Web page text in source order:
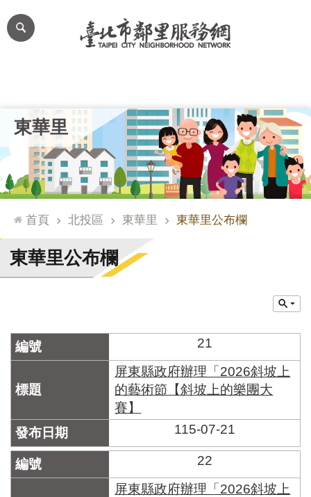
跳到主要內容區塊
網
站
台
通
臺
北
市
門
牌
合
檢
系
統
文
化
東華里
首頁 北投區 東華里 東華里公布欄
東華里公布欄
21
屏東縣政府辦理「2026斜坡上
的藝術節【斜坡上的樂團大
賽】
115-07-21
22
屏東縣政府辦理「2026斜坡上